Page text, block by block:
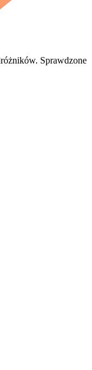
Sprawdzone